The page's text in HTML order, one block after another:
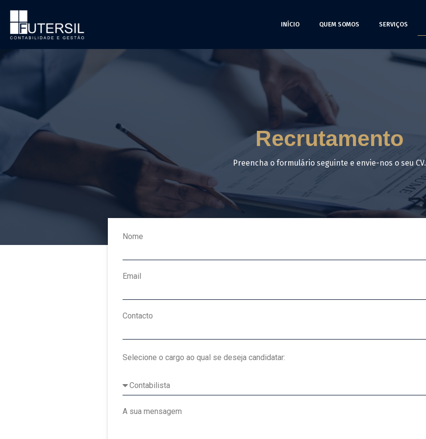
INÍCIO QUEM SOMOS SERVIÇOS
Recrutamento
Preencha o formulário seguinte e envie-nos o seu CV.
Nome
Email
Contacto
Selecione o cargo ao qual se deseja candidatar:
A sua mensagem